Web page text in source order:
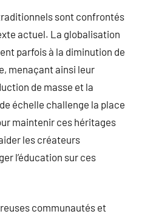
sont confrontés
actuel. La globalisation
parfois à la diminution de
menaçant ainsi leur
de masse et la
échelle challenge la place
maintenir ces héritages
les créateurs
l’éducation sur ces
communautés et